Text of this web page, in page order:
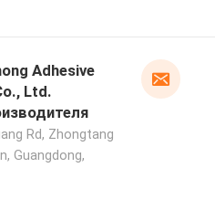
Adhesive
Ltd.
Rd, Zhongtang
Guangdong,